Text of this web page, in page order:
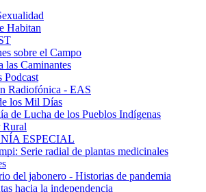
Habitan
sobre el Campo
las Caminantes
Podcast
Radiofónica - EAS
los Mil Días
de Lucha de los Pueblos Indígenas
ESPECIAL
Serie radial de plantas medicinales
del jabonero - Historias de pandemia
hacia la independencia